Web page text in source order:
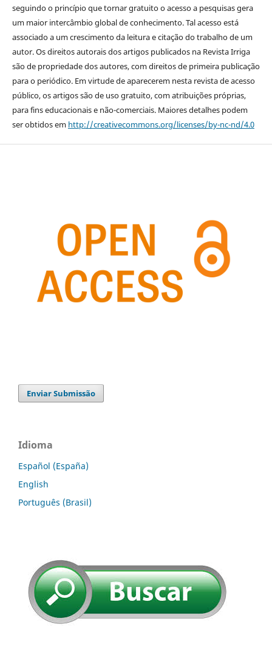
seguindo o princípio que tornar gratuito o acesso a pesquisas gera
um maior intercâmbio global de conhecimento. Tal acesso está
associado a um crescimento da leitura e citação do trabalho de um
autor. Os direitos autorais dos artigos publicados na Revista Irriga
são de propriedade dos autores, com direitos de primeira publicação
para o periódico. Em virtude de aparecerem nesta revista de acesso
público, os artigos são de uso gratuito, com atribuições próprias,
para fins educacionais e não-comerciais. Maiores detalhes podem
ser obtidos em http://creativecommons.org/licenses/by-nc-nd/4.0
Enviar Submissão
Idioma
Español (España)
English
Português (Brasil)